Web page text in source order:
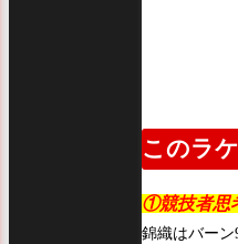
このラ
①競技者思
錦織はバー